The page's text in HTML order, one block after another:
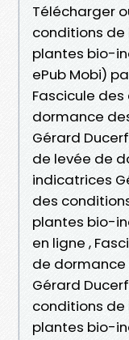
Télécharger
conditions
plantes bio-
ePub Mobi)
Fascicule
dormance
Gérard
de levée de
indicatrices
des
plantes bio-
en ligne ,
de
Gérard
conditions
plantes bio-